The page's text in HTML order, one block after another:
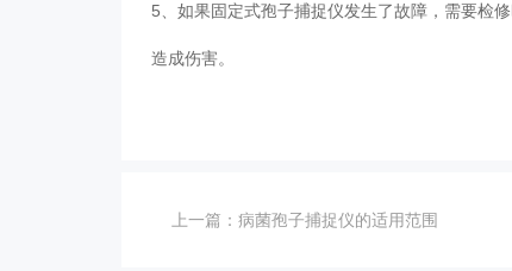
5、如果固定式孢子捕捉仪发生了故障，需要检
造成伤害。
上一篇：病菌孢子捕捉仪的适用范围